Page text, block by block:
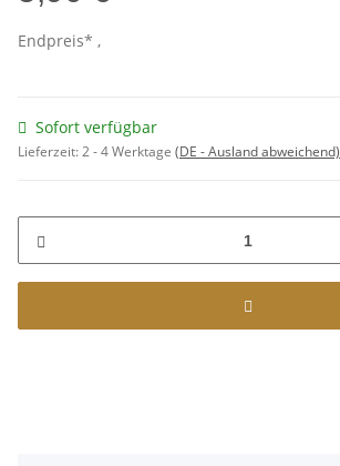
Endpreis* ,
Sofort verfügbar
Lieferzeit:2 - 4 Werktage (DE - Ausland abweichend)